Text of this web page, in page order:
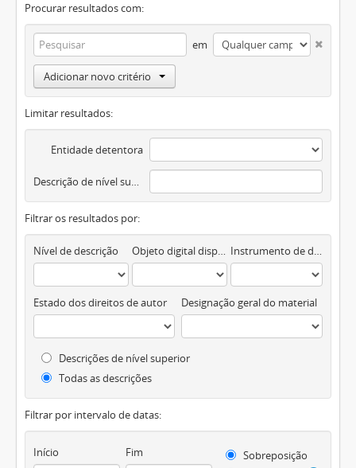
Procurar resultados com:
em
Adicionar novo critério
Limitar resultados:
Entidade detentora
Descrição de nível superior
Filtrar os resultados por:
Nível de descrição Objeto digital disponível Instrumento de descrição documental
Estado dos direitos de autor Designação geral do material
Descrições de nível superior
Todas as descrições
Filtrar por intervalo de datas:
Início Fim
Sobreposição